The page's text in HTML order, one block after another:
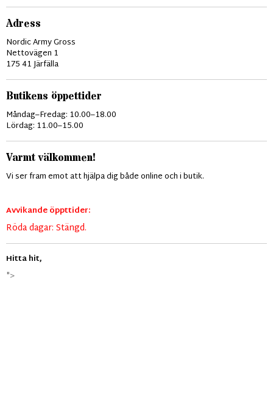
Adress
Nordic Army Gross
Nettovägen 1
175 41 Järfälla
Butikens öppettider
Måndag–Fredag: 10.00–18.00
Lördag: 11.00–15.00
Varmt välkommen!
Vi ser fram emot att hjälpa dig både online och i butik.
Avvikande öppttider:
Röda dagar: Stängd.
Hitta hit,
">